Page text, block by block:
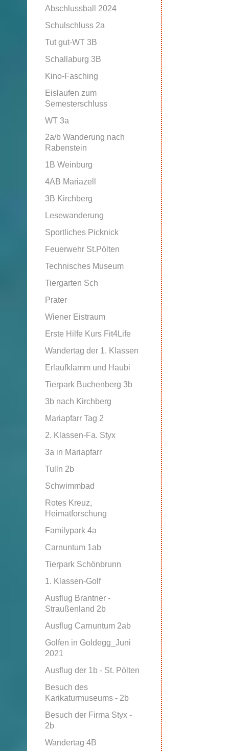
Abschlussball 2024
Schulschluss 2a
Tut gut-WT 3B
Schallaburg 3B
Kino-Fasching
Eislaufen zum
Semesterschluss
WT 3a
2a/b Wanderung nach
Rabenstein
1B Weinburg
4AB Mariazell
3B Kirchberg
Lesewanderung
Sportliches Picknick
Feuerwehr St.Pölten
Technisches Museum
Tiergarten Sch
Prater
Wiener Eistraum
Erste Hilfe Kurs Fit4Life
Wandertag der 1. Klassen
Erlaufklamm und Haubi
Tierpark Buchenberg 3b
3b nach Kirchberg
Mariapfarr Tag 2
2. Klassen-Fa. Styx
3a in Mariapfarr
Tulln 2b
Schwimmbad
Rotes Kreuz,
Heimatforschung
Familypark 4a
Carnuntum 1ab
Tierpark Schönbrunn
1. Klassen-Golf
Ausflug Brantner -
Straußenland 2b
Ausflug Carnuntum 2ab
Golfen in Goldegg_Juni
2021
Ausflug der 1b - St. Pölten
Besuch des
Karikaturmuseums - 2b
Besuch der Firma Styx -
2b
Wandertag 4B